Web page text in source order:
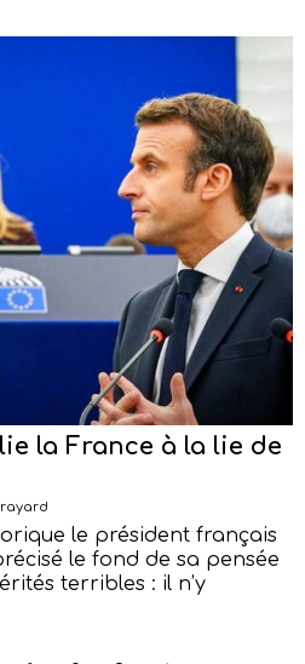
la France à la lie de
le président français
le fond de sa pensée
terribles : il n’y